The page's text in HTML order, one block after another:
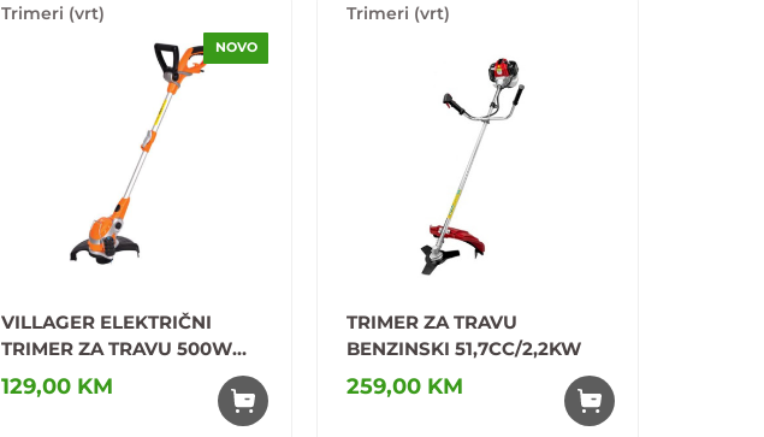
Trimeri (vrt)
NOVO
VILLAGER ELEKTRIČNI
TRIMER ZA TRAVU 500W
ET-555
129,00 KM
Trimeri (vrt)
TRIMER ZA TRAVU
BENZINSKI 51,7CC/2,2KW
259,00 KM